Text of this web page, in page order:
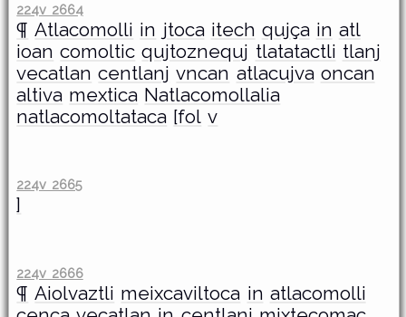
224v 2664
¶ Atlacomolli in jtoca itech qujça in atl
ioan comoltic qujtoznequj tlatatactli tlanj
vecatlan centlanj vncan atlacujva oncan
altiva mextica Natlacomollalia
natlacomoltataca [fol v
224v 2665
]
224v 2666
¶ Aiolvaztli meixcaviltoca in atlacomolli